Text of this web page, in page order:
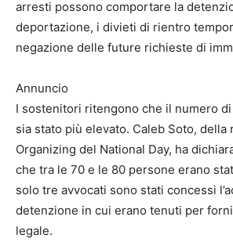
arresti possono comportare la
deportazione, i divieti di rientro
negazione delle future richieste di
Annuncio
I sostenitori ritengono che il numero
sia stato più elevato. Caleb Soto, della
Organizing del National Day, ha
che tra le 70 e le 80 persone erano
solo tre avvocati sono stati concessi
detenzione in cui erano tenuti per
legale.